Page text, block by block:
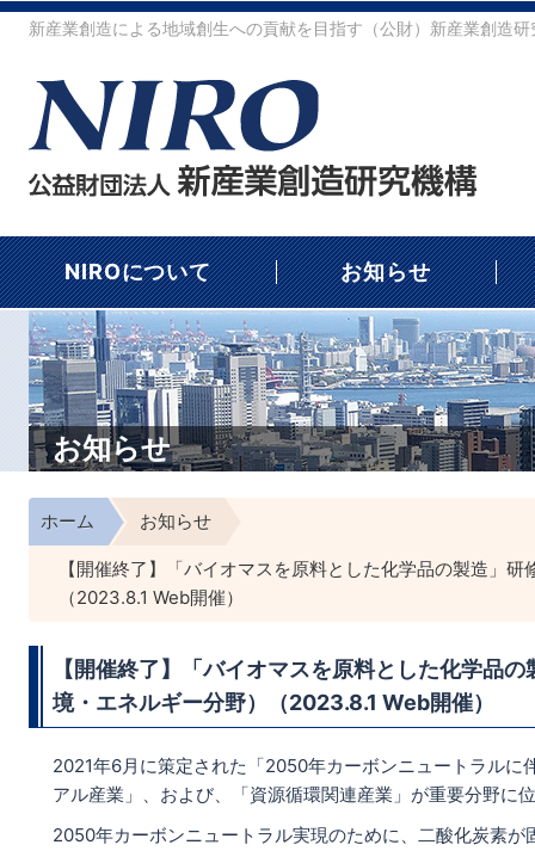
新産業創造による地域創生への貢献を目指す（公財）新産業創造
NIROについて お知らせ
お知らせ
ホーム お知らせ
【開催終了】「バイオマスを原料とした化学品の製造」
（2023.8.1 Web開催）
【開催終了】「バイオマスを原料とした化学品
境・エネルギー分野）（2023.8.1 Web開催）
2021年6月に策定された「2050年カーボンニュートラル
アル産業」、および、「資源循環関連産業」が重要分野に
2050年カーボンニュートラル実現のために、二酸化炭素